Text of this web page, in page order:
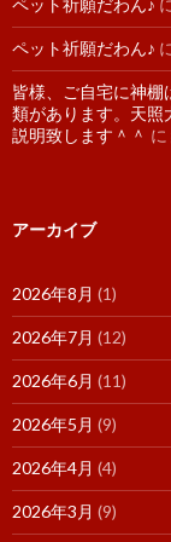
ペット祈願だわん♪
皆様、ご自宅に神
類があります。天照
説明致します＾＾ に
アーカイブ
2026年8月 (1)
2026年7月 (12)
2026年6月 (11)
2026年5月 (9)
2026年4月 (4)
2026年3月 (9)